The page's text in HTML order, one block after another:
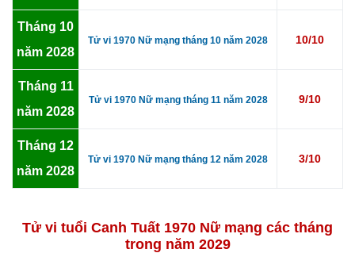
Tháng 10
năm 2028
Tử vi 1970 Nữ mạng tháng 10 năm 2028 10/10
Tháng 11
năm 2028
Tử vi 1970 Nữ mạng tháng 11 năm 2028 9/10
Tháng 12
năm 2028
Tử vi 1970 Nữ mạng tháng 12 năm 2028 3/10
Tử vi tuổi Canh Tuất 1970 Nữ mạng các tháng
trong năm 2029